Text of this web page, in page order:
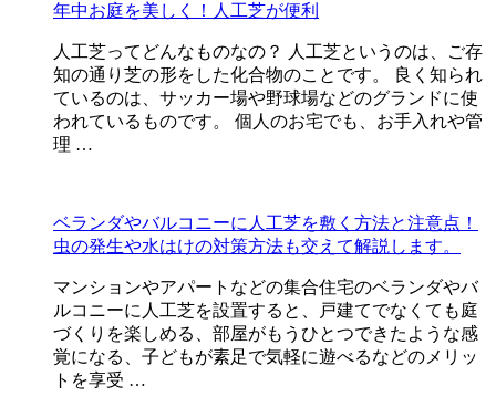
年中お庭を美しく！人工芝が便利
人工芝ってどんなものなの？ 人工芝というのは、ご存
知の通り芝の形をした化合物のことです。 良く知られ
ているのは、サッカー場や野球場などのグランドに使
われているものです。 個人のお宅でも、お手入れや管
理 …
ベランダやバルコニーに人工芝を敷く方法と注意点！
虫の発生や水はけの対策方法も交えて解説します。
マンションやアパートなどの集合住宅のベランダやバ
ルコニーに人工芝を設置すると、戸建てでなくても庭
づくりを楽しめる、部屋がもうひとつできたような感
覚になる、子どもが素足で気軽に遊べるなどのメリッ
トを享受 …